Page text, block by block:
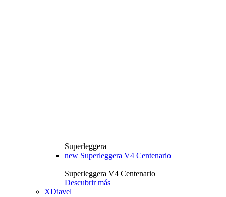
Superleggera
new Superleggera V4 Centenario
Superleggera V4 Centenario
Descubrir más
XDiavel